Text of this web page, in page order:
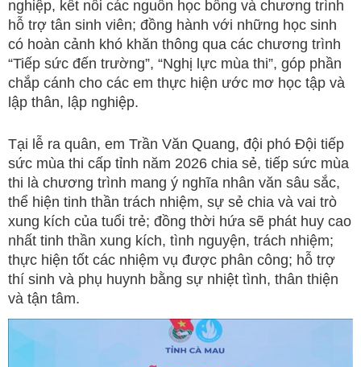
nghiệp, kết nối các nguồn học bổng và chương trình
hỗ trợ tân sinh viên; đồng hành với những học sinh
có hoàn cảnh khó khăn thông qua các chương trình
“Tiếp sức đến trường”, “Nghị lực mùa thi”, góp phần
chắp cánh cho các em thực hiện ước mơ học tập và
lập thân, lập nghiệp.
Tại lễ ra quân, em Trần Văn Quang, đội phó Đội tiếp
sức mùa thi cấp tỉnh năm 2026 chia sẻ, tiếp sức mùa
thi là chương trình mang ý nghĩa nhân văn sâu sắc,
thể hiện tinh thần trách nhiệm, sự sẻ chia và vai trò
xung kích của tuổi trẻ; đồng thời hứa sẽ phát huy cao
nhất tinh thần xung kích, tình nguyện, trách nhiệm;
thực hiện tốt các nhiệm vụ được phân công; hỗ trợ
thí sinh và phụ huynh bằng sự nhiệt tình, thân thiện
và tận tâm.